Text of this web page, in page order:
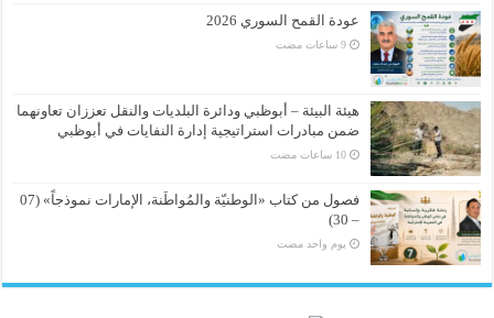
عودة القمح السوري 2026
هيئة البيئة – أبوظبي ودائرة البلديات والنقل تعززان تعاونهما
ضمن مبادرات استراتيجية إدارة النفايات في أبوظبي
فصول من كتاب «الوطنيّة والمُواطَنة، الإمارات نموذجاً» (07
– 30)
‏يوم واحد مضت